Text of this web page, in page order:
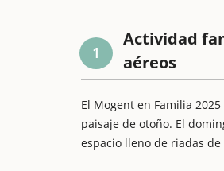
1
Actividad
aéreos
El Mogent en Familia
paisaje de otoño. El
espacio lleno de riadas